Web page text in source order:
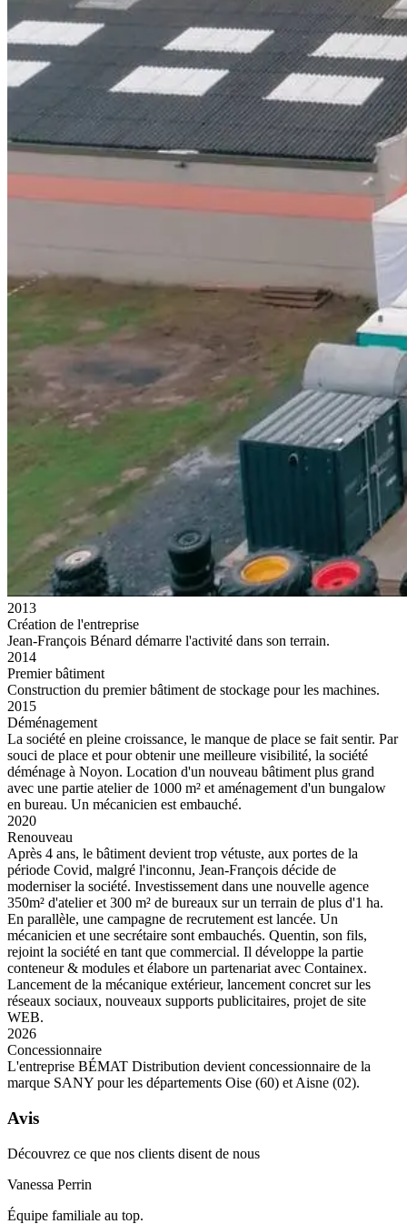
2013
Création de l'entreprise
Jean-François Bénard démarre l'activité dans son terrain.
2014
Premier bâtiment
Construction du premier bâtiment de stockage pour les machines.
2015
Déménagement
La société en pleine croissance, le manque de place se fait sentir. Par
souci de place et pour obtenir une meilleure visibilité, la société
déménage à Noyon. Location d'un nouveau bâtiment plus grand
avec une partie atelier de 1000 m² et aménagement d'un bungalow
en bureau. Un mécanicien est embauché.
2020
Renouveau
Après 4 ans, le bâtiment devient trop vétuste, aux portes de la
période Covid, malgré l'inconnu, Jean-François décide de
moderniser la société. Investissement dans une nouvelle agence
350m² d'atelier et 300 m² de bureaux sur un terrain de plus d'1 ha.
En parallèle, une campagne de recrutement est lancée. Un
mécanicien et une secrétaire sont embauchés. Quentin, son fils,
rejoint la société en tant que commercial. Il développe la partie
conteneur & modules et élabore un partenariat avec Containex.
Lancement de la mécanique extérieur, lancement concret sur les
réseaux sociaux, nouveaux supports publicitaires, projet de site
WEB.
2026
Concessionnaire
L'entreprise BÉMAT Distribution devient concessionnaire de la
marque SANY pour les départements Oise (60) et Aisne (02).
Avis
Découvrez ce que nos clients disent de nous
Vanessa Perrin
Équipe familiale au top.